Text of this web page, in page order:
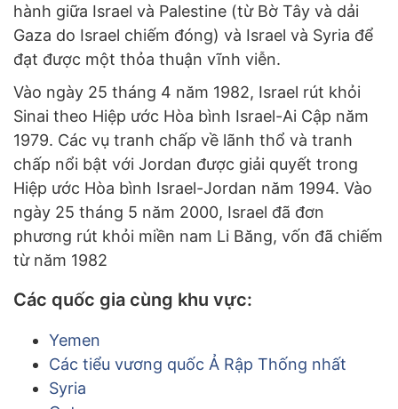
hành giữa Israel và Palestine (từ Bờ Tây và dải
Gaza do Israel chiếm đóng) và Israel và Syria để
đạt được một thỏa thuận vĩnh viễn.
Vào ngày 25 tháng 4 năm 1982, Israel rút khỏi
Sinai theo Hiệp ước Hòa bình Israel-Ai Cập năm
1979. Các vụ tranh chấp về lãnh thổ và tranh
chấp nổi bật với Jordan được giải quyết trong
Hiệp ước Hòa bình Israel-Jordan năm 1994. Vào
ngày 25 tháng 5 năm 2000, Israel đã đơn
phương rút khỏi miền nam Li Băng, vốn đã chiếm
từ năm 1982
Các quốc gia cùng khu vực:
Yemen
Các tiểu vương quốc Ả Rập Thống nhất
Syria